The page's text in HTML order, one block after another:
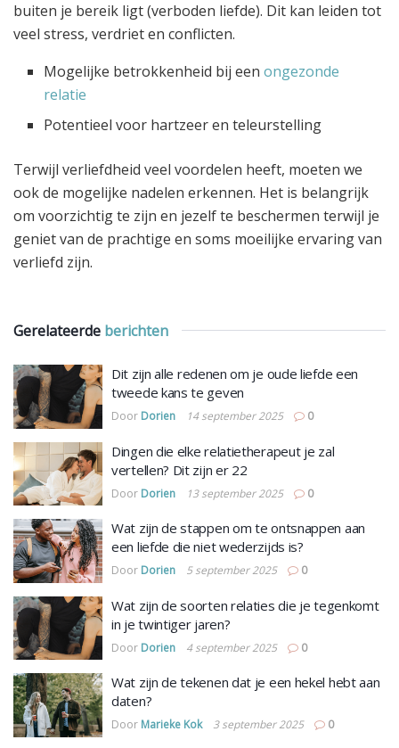
buiten je bereik ligt (verboden liefde). Dit kan leiden tot
veel stress, verdriet en conflicten.
Mogelijke betrokkenheid bij eenongezonde
relatie
Potentieel voor hartzeer en teleurstelling
Terwijl verliefdheid veel voordelen heeft, moeten we
ook de mogelijke nadelen erkennen. Het is belangrijk
om voorzichtig te zijn en jezelf te beschermen terwijl je
geniet van de prachtige en soms moeilijke ervaring van
verliefd zijn.
Gerelateerde berichten
Dit zijn alle redenen om je oude liefde een
tweede kans te geven
Door Dorien 14 september 2025 0
Dingen die elke relatietherapeut je zal
vertellen? Dit zijn er 22
Door Dorien 13 september 2025 0
Wat zijn de stappen om te ontsnappen aan
een liefde die niet wederzijds is?
Door Dorien 5 september 2025 0
Wat zijn de soorten relaties die je tegenkomt
in je twintiger jaren?
Door Dorien 4 september 2025 0
Wat zijn de tekenen dat je een hekel hebt aan
daten?
Door Marieke Kok 3 september 2025 0